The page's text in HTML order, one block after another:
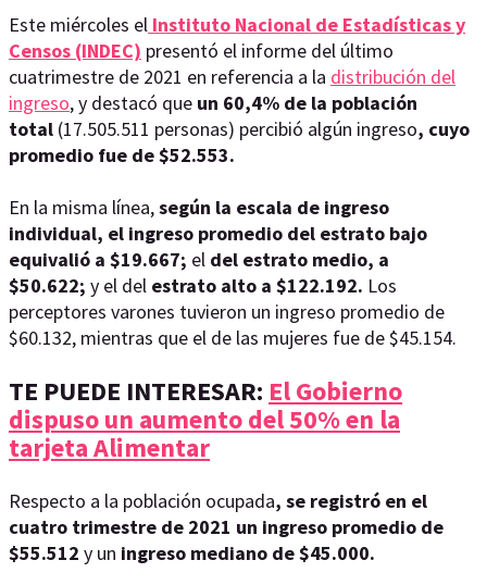
Este miércoles el Instituto Nacional de Estadísticas y
Censos (INDEC) presentó el informe del último
cuatrimestre de 2021 en referencia a la distribución del
ingreso, y destacó que un 60,4% de la población
total (17.505.511 personas) percibió algún ingreso, cuyo
promedio fue de $52.553.
En la misma línea,según la escala de ingreso
individual, el ingreso promedio del estrato bajo
equivalió a $19.667; el del estrato medio, a
$50.622; y el del estrato alto a $122.192. Los
perceptores varones tuvieron un ingreso promedio de
$60.132, mientras que el de las mujeres fue de $45.154.
TE PUEDE INTERESAR: El Gobierno
dispuso un aumento del 50% en la
tarjeta Alimentar
Respecto a la población ocupada, se registró en el
cuatro trimestre de 2021 un ingreso promedio de
$55.512 y un ingreso mediano de $45.000.